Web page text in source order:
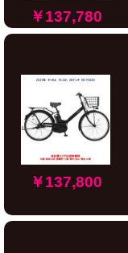
￥137,780
￥137,800